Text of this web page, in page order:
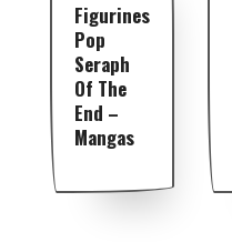
Figurines
Pop
Seraph
Of The
End –
Mangas